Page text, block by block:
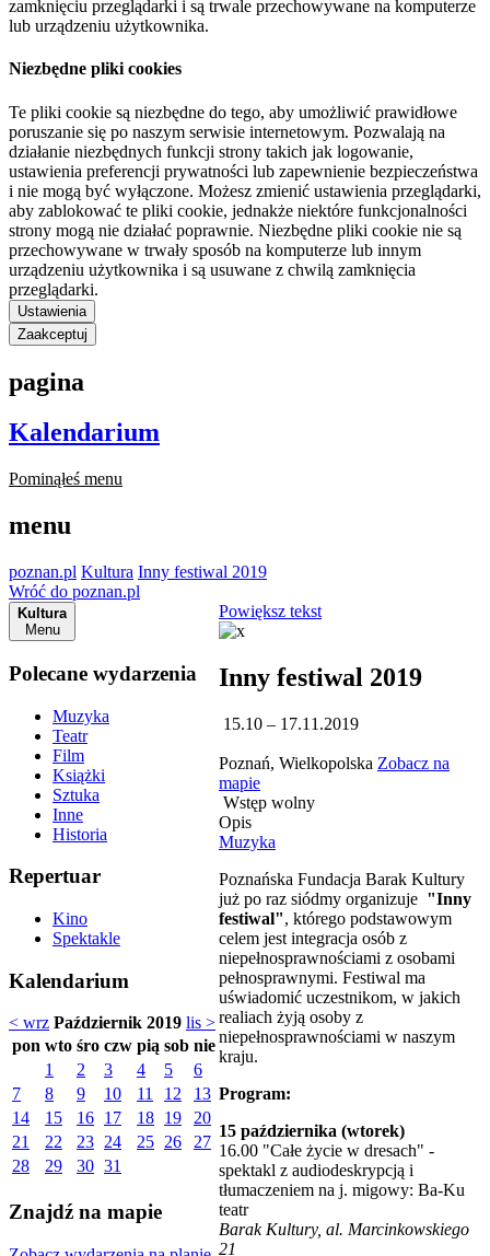
zamknięciu przeglądarki i są trwale przechowywane na komputerze
lub urządzeniu użytkownika.
Niezbędne pliki cookies
Te pliki cookie są niezbędne do tego, aby umożliwić prawidłowe
poruszanie się po naszym serwisie internetowym. Pozwalają na
działanie niezbędnych funkcji strony takich jak logowanie,
ustawienia preferencji prywatności lub zapewnienie bezpieczeństwa
i nie mogą być wyłączone. Możesz zmienić ustawienia przeglądarki,
aby zablokować te pliki cookie, jednakże niektóre funkcjonalności
strony mogą nie działać poprawnie. Niezbędne pliki cookie nie są
przechowywane w trwały sposób na komputerze lub innym
urządzeniu użytkownika i są usuwane z chwilą zamknięcia
przeglądarki.
Ustawienia
Zaakceptuj
pagina
Kalendarium
Pominąłeś menu
menu
poznan.pl Kultura Inny festiwal 2019
Wróć do poznan.pl
Kultura
Menu
Polecane wydarzenia
Muzyka
Teatr
Film
Książki
Sztuka
Inne
Historia
Repertuar
Kino
Spektakle
Kalendarium
< wrz Październik 2019 lis >
pon wto śro czw pią sob nie
1
2 3 4 5
6
7
8 9 10 11 12
13
14
15 16 17 18 19
20
21
22 23 24 25 26
27
28
29 30 31
Znajdź na mapie
Powiększ tekst
Inny festiwal 2019
15.10 – 17.11.2019
Poznań, Wielkopolska Zobacz na
mapie
Wstęp wolny
Opis
Muzyka
Poznańska Fundacja Barak Kultury
już po raz siódmy organizuje "Inny
festiwal", którego podstawowym
celem jest integracja osób z
niepełnosprawnościami z osobami
pełnosprawnymi. Festiwal ma
uświadomić uczestnikom, w jakich
realiach żyją osoby z
niepełnosprawnościami w naszym
kraju.
Program:
15 października (wtorek)
16.00 "Całe życie w dresach" -
spektakl z audiodeskrypcją i
tłumaczeniem na j. migowy: Ba-Ku
teatr
Barak Kultury, al. Marcinkowskiego
21